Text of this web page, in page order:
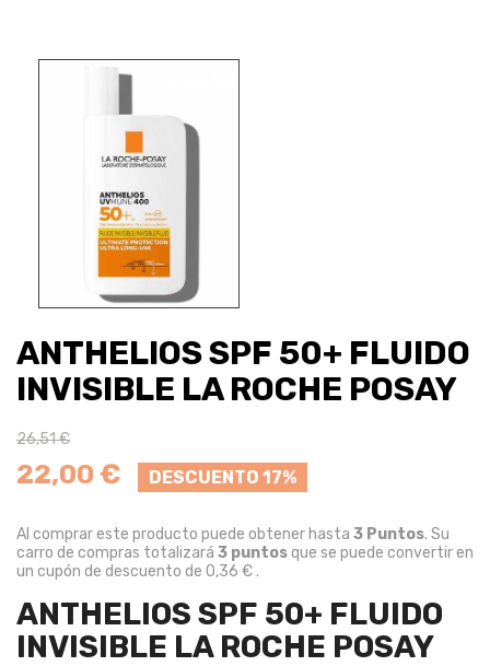
ANTHELIOS SPF 50+ FLUIDO
INVISIBLE LA ROCHE POSAY
26,51 €
22,00 € DESCUENTO 17%
Al comprar este producto puede obtener hasta 3 Puntos. Su
carro de compras totalizará 3 puntosque se puede convertir en
un cupón de descuento de 0,36 €.
ANTHELIOS SPF 50+ FLUIDO
INVISIBLE LA ROCHE POSAY